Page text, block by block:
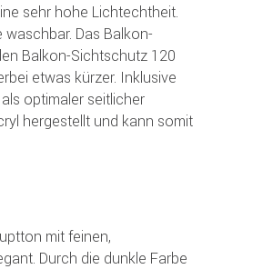
sehr hohe Lichtechtheit.
Das Balkon-
Balkon-Sichtschutz 120
etwas kürzer. Inklusive
optimaler seitlicher
hergestellt und kann somit
mit feinen,
Durch die dunkle Farbe